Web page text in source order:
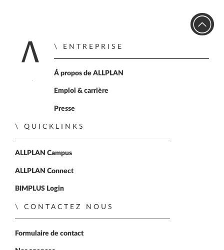
Accueil
ENTREPRISE
Á propos de ALLPLAN
Emploi & carrière
Presse
QUICKLINKS
ALLPLAN Campus
ALLPLAN Connect
BIMPLUS Login
CONTACTEZ NOUS
Formulaire de contact